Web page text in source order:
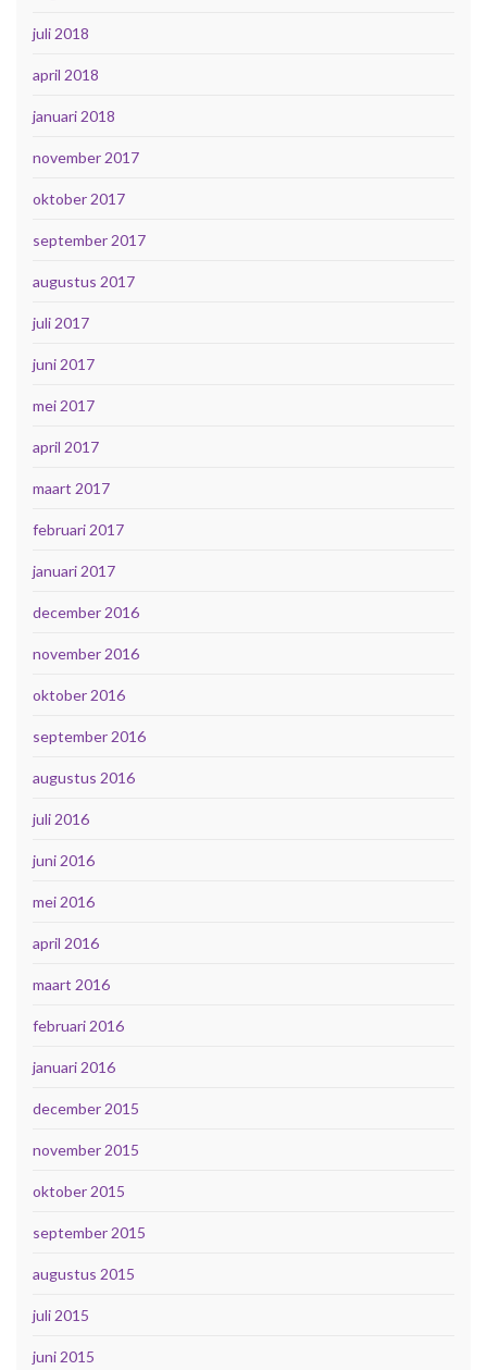
juli 2018
april 2018
januari 2018
november 2017
oktober 2017
september 2017
augustus 2017
juli 2017
juni 2017
mei 2017
april 2017
maart 2017
februari 2017
januari 2017
december 2016
november 2016
oktober 2016
september 2016
augustus 2016
juli 2016
juni 2016
mei 2016
april 2016
maart 2016
februari 2016
januari 2016
december 2015
november 2015
oktober 2015
september 2015
augustus 2015
juli 2015
juni 2015